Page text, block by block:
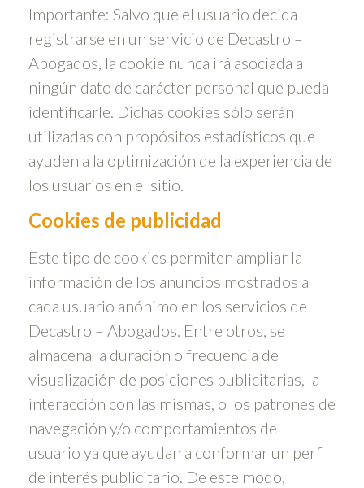
Importante: Salvo que el usuario decida
registrarse en un servicio de Decastro –
Abogados, la cookie nunca irá asociada a
ningún dato de carácter personal que pueda
identificarle. Dichas cookies sólo serán
utilizadas con propósitos estadísticos que
ayuden a la optimización de la experiencia de
los usuarios en el sitio.
Cookies de publicidad
Este tipo de cookies permiten ampliar la
información de los anuncios mostrados a
cada usuario anónimo en los servicios de
Decastro – Abogados. Entre otros, se
almacena la duración o frecuencia de
visualización de posiciones publicitarias, la
interacción con las mismas, o los patrones de
navegación y/o comportamientos del
usuario ya que ayudan a conformar un perfil
de interés publicitario. De este modo,